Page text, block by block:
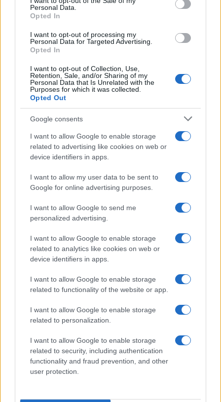
Personal Data.
Opted In
I want to opt-out of processing my
Personal Data for Targeted Advertising.
Opted In
I want to opt-out of Collection, Use,
Retention, Sale, and/or Sharing of my
Personal Data that Is Unrelated with the
Purposes for which it was collected.
Opted Out
Google consents
I want to allow Google to enable storage
related to advertising like cookies on web or
device identifiers in apps.
I want to allow my user data to be sent to
Google for online advertising purposes.
I want to allow Google to send me
personalized advertising.
I want to allow Google to enable storage
related to analytics like cookies on web or
device identifiers in apps.
I want to allow Google to enable storage
related to functionality of the website or app.
I want to allow Google to enable storage
related to personalization.
I want to allow Google to enable storage
related to security, including authentication
functionality and fraud prevention, and other
user protection.
Staff
Sigue leyendo
NOTICIAS